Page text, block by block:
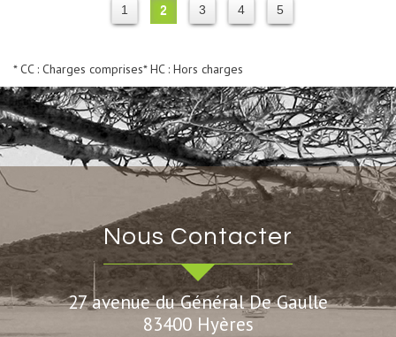
1 2 3 4 5
* CC : Charges comprises* HC : Hors charges
Nous Contacter
27 avenue du Général De Gaulle
83400 Hyères